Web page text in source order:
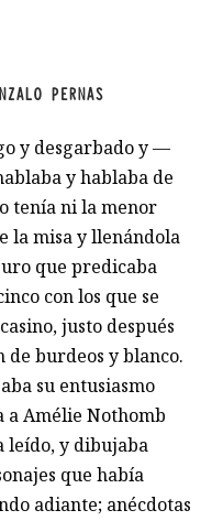
PERNAS
y desgarbado y —
y hablaba de
tenía ni la menor
la misa y llenándola
que predicaba
con los que se
justo después
burdeos y blanco.
su entusiasmo
a Amélie Nothomb
leído, y dibujaba
que había
adiante; anécdotas